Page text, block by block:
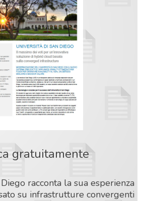
gratuitamente
racconta la sua esperienza
su infrastrutture convergenti